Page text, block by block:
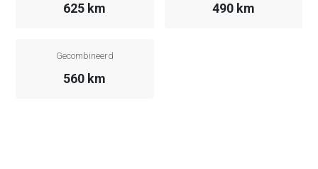
625 km 490 km
Gecombineerd
560 km